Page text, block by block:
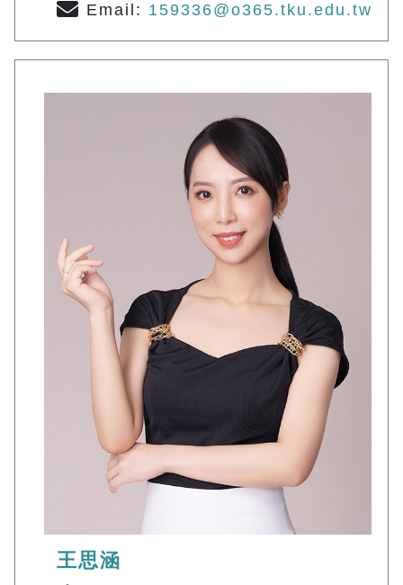
Email: 159336@o365.tku.edu.tw
王思涵